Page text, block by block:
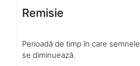
Remisie
Perioadă de timp în care
se diminuează.